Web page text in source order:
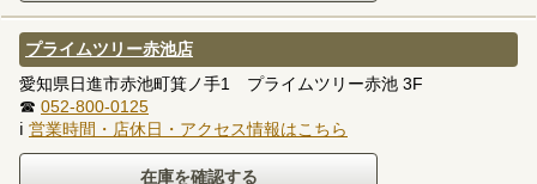
プライムツリー赤池店
愛知県日進市赤池町箕ノ手1 プライムツリー赤池 3F
☎ 052-800-0125
ℹ 営業時間・店休日・アクセス情報はこちら